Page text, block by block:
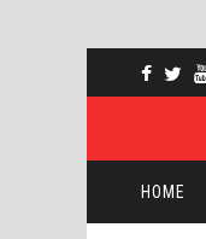
HOME